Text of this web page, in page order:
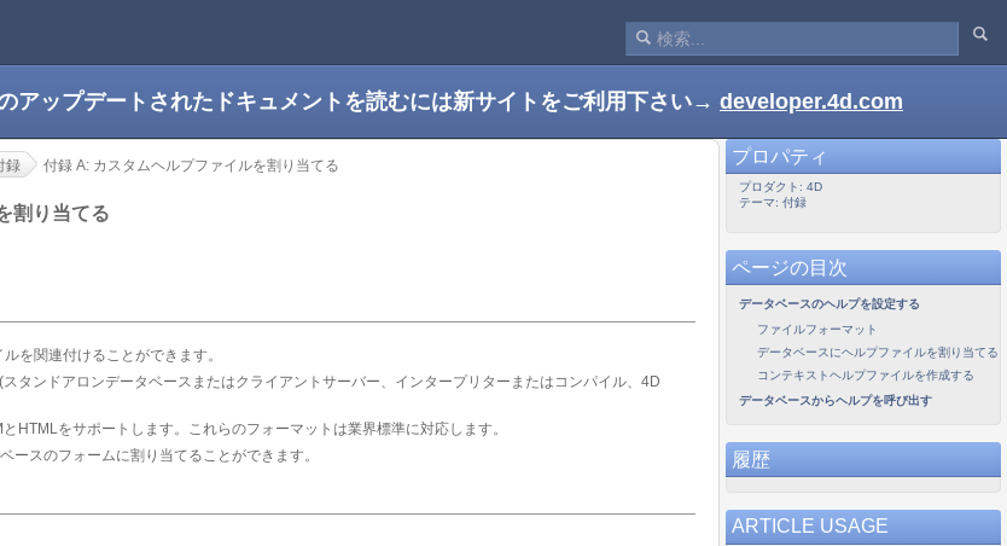
アップデートされたドキュメントを読むには新サイトをご利用下さい→ developer.4d.com
録 付録 A: カスタムヘルプファイルを割り当てる
割り当てる
を関連付けることができます。
タンドアロンデータベースまたはクライアントサーバー、インタープリターまたはコンパイル、4D
HTMLをサポートします。これらのフォーマットは業界標準に対応します。
ースのフォームに割り当てることができます。
プロパティ
プロダクト: 4D
テーマ: 付録
ページの目次
データベースのヘルプを設定する
ファイルフォーマット
データベースにヘルプファイルを割り当てる
コンテキストヘルプファイルを作成する
データベースからヘルプを呼び出す
履歴
ARTICLE USAGE